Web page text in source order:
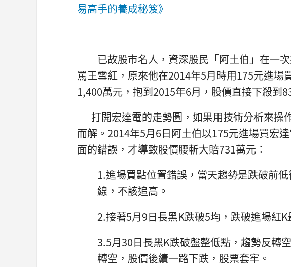
易高手的養成秘笈》
已故股市名人，資深股民「阿土伯」在一次
罵王雪紅，原來他在2014年5月時用175元進場
1,400萬元，抱到2015年6月，股價直接下殺到
打開宏達電的走勢圖，如果用技術分析來操
而解。2014年5月6日阿土伯以175元進場買宏
面的錯誤，才導致股價腰斬大賠731萬元：
1.進場買點位置錯誤，當天趨勢是跌破前
線，不該追高。
2.接著5月9日長黑K跌破5均，跌破進場紅
3.5月30日長黑K跌破盤整低點，趨勢反轉
轉空，股價後續一路下跌，股票套牢。